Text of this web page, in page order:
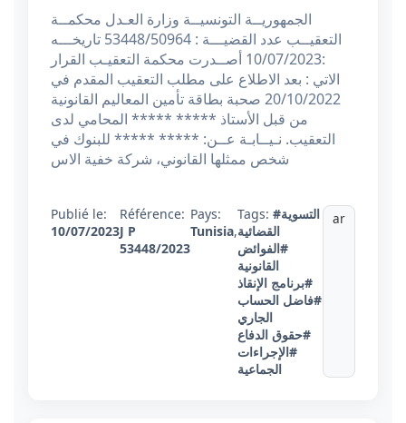
الجمهوريــة التونسيــة وزارة العـدل محكمــة
التعقيــب عدد القضيـــة : 53448/50964 تاريخـــه
:10/07/2023 أصــدرت محكمة التعقيـب القرار
الاتي : بعد الاطلاع على مطلب التعقيب المقدم في
20/10/2022 صحبة بطاقة تأمين المعاليم القانونية
من قبل الأستاذ ***** ***** المحامي لدى
التعقيب. نـيــابـة عــن: ***** ***** للبنوك في
شخص ممثلها القانوني، شركة خفية الاس
Publié le:
10/07/2023
Référence:
J P
53448/2023
Pays:
Tunisia,
Tags: #التسوية
القضائية
#الفوائض
القانونية
#برنامج الإنقاذ
#فاضل الحساب
الجاري
#حقوق الدفاع
#الإجراءات
الجماعية
ar